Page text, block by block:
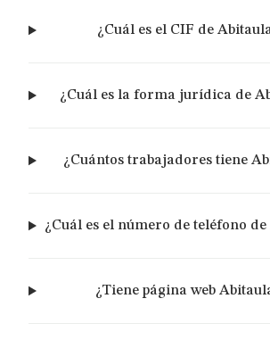
¿Cuál es el CIF de
¿Cuál es la forma jurídica de
¿Cuántos trabajadores tiene
¿Cuál es el número de teléfono
¿Tiene página web